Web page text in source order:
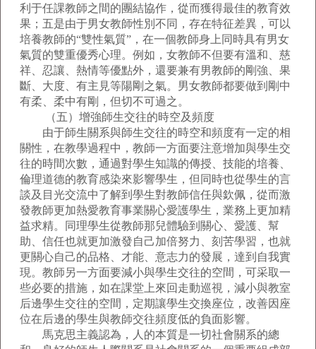
利于任課教師之間的團結協作，從而獲得最佳的教育效
果；五是由于男女教師性別不同，存在特征差異，可以
培養教師的“雙性氣質”，在一個教師身上同時具有男女
氣質的雙重優秀心理。例如，女教師不但要有溫和、慈
祥、忍讓、熱情等優點外，還要兼有男教師的剛強、果
斷、大度、有主見等陽剛之氣。男女教師都要做到剛中
有柔、柔中有剛，但切不可過之。
（五）增強師生交往的時空及頻度
由于師生關系與師生交往的時空和頻度有一定的相
關性，在教學過程中，教師一方面要注意增加與學生交
往的時間次數，通過對學生知識的傳授、技能的培養、
倫理道德的教育感染來影響學生，但同時也從學生的言
談及目光交流中了解到學生對教師信任與欽佩，從而激
發教師更加熱愛教育事業關心愛護學生，業務上更加精
益求精。同理學生從教師那兒體驗到關心、愛護、幫
助、信任也就更加激發自己加倍努力、刻苦學習，也就
更關心自己的品格、才能、意志力的發展，達到自我實
現。教師另一方面要減小與學生交往的空間，可采取一
些必要的措施，如在課堂上來回走動巡視，減小與教室
后邊學生交往的空間，定期讓學生交換座位，改善因座
位在后邊的學生與教師交往頻度低的負面影響。
馬克思主義認為，人的本質是一切社會關系的總